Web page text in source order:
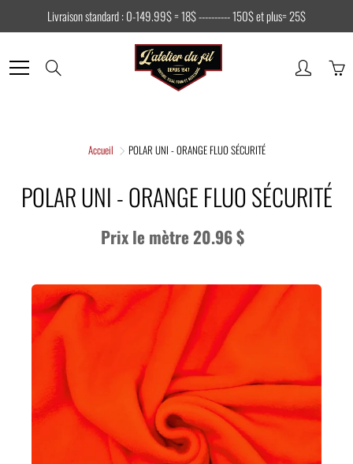
Livraison standard : 0-149.99$ = 18$ ---------- 150$ et plus= 25$
Accueil POLAR UNI - ORANGE FLUO SÉCURITÉ
POLAR UNI - ORANGE FLUO SÉCURITÉ
Prix le mètre 20.96 $